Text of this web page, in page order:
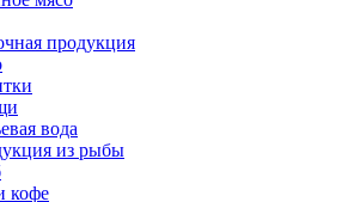
продукция
вода
из рыбы
кофе